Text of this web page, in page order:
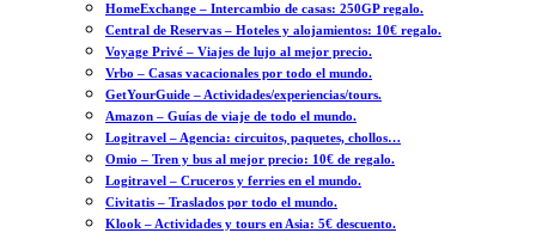
HomeExchange – Intercambio de casas: 250GP regalo.
Central de Reservas – Hoteles y alojamientos: 10€ regalo.
Voyage Privé – Viajes de lujo al mejor precio.
Vrbo – Casas vacacionales por todo el mundo.
GetYourGuide – Actividades/experiencias/tours.
Amazon – Guías de viaje de todo el mundo.
Logitravel – Agencia: circuitos, paquetes, chollos…
Omio – Tren y bus al mejor precio: 10€ de regalo.
Logitravel – Cruceros y ferries en el mundo.
Civitatis – Traslados por todo el mundo.
Klook – Actividades y tours en Asia: 5€ descuento.